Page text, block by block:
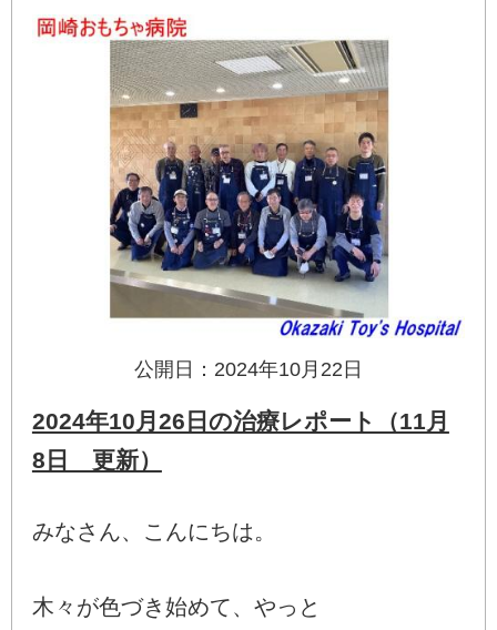
公開日：2024年10月22日
2024年10月26日の治療レポート（11月
8日 更新）
みなさん、こんにちは。
木々が色づき始めて、やっと